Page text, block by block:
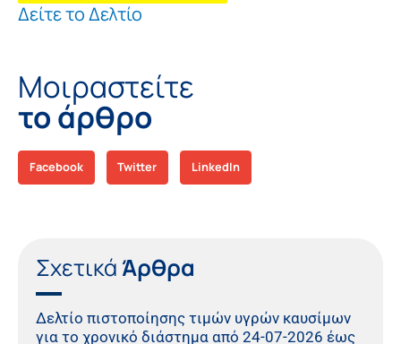
Δείτε το Δελτίο
Μοιραστείτε
το άρθρο
Facebook Twitter LinkedIn
Σχετικά Άρθρα
Δελτίο πιστοποίησης τιμών υγρών καυσίμων
για το χρονικό διάστημα από 24-07-2026 έως